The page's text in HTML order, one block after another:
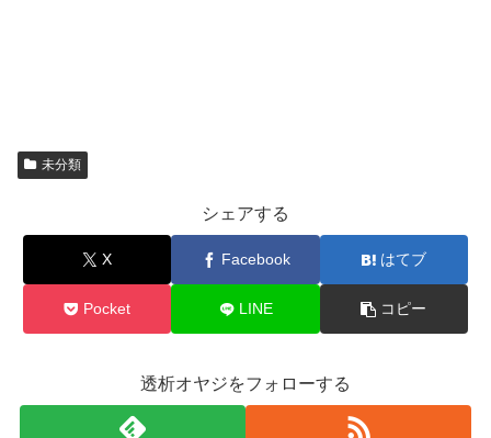
未分類
シェアする
X Facebook はてブ
Pocket LINE コピー
透析オヤジをフォローする